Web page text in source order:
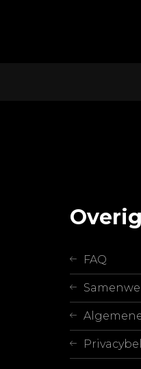
FAQ